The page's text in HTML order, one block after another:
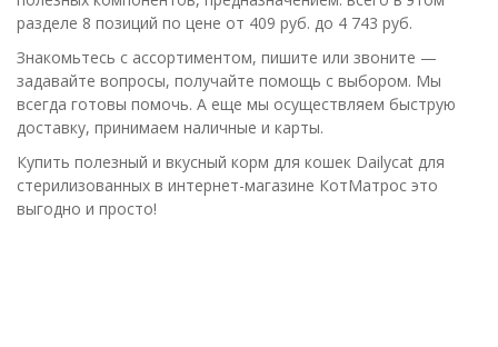
разделе 8 позиций по цене от 409 руб. до 4 743 руб.
Знакомьтесь с ассортиментом, пишите или звоните —
задавайте вопросы, получайте помощь с выбором. Мы
всегда готовы помочь. А еще мы осуществляем быструю
доставку, принимаем наличные и карты.
Купить полезный и вкусный корм для кошек Dailycat для
стерилизованных в интернет-магазине КотМатрос это
выгодно и просто!